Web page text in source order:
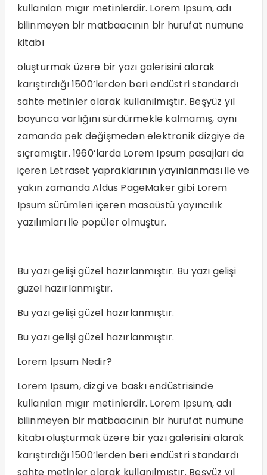
kullanılan mıgır metinlerdir. Lorem Ipsum, adı
bilinmeyen bir matbaacının bir hurufat numune
kitabı
oluşturmak üzere bir yazı galerisini alarak
karıştırdığı 1500’lerden beri endüstri standardı
sahte metinler olarak kullanılmıştır. Beşyüz yıl
boyunca varlığını sürdürmekle kalmamış, aynı
zamanda pek değişmeden elektronik dizgiye de
sıçramıştır. 1960’larda Lorem Ipsum pasajları da
içeren Letraset yapraklarının yayınlanması ile ve
yakın zamanda Aldus PageMaker gibi Lorem
Ipsum sürümleri içeren masaüstü yayıncılık
yazılımları ile popüler olmuştur.
Bu yazı gelişi güzel hazırlanmıştır. Bu yazı gelişi
güzel hazırlanmıştır.
Bu yazı gelişi güzel hazırlanmıştır.
Bu yazı gelişi güzel hazırlanmıştır.
Lorem Ipsum Nedir?
Lorem Ipsum, dizgi ve baskı endüstrisinde
kullanılan mıgır metinlerdir. Lorem Ipsum, adı
bilinmeyen bir matbaacının bir hurufat numune
kitabı oluşturmak üzere bir yazı galerisini alarak
karıştırdığı 1500’lerden beri endüstri standardı
sahte metinler olarak kullanılmıştır. Beşyüz yıl